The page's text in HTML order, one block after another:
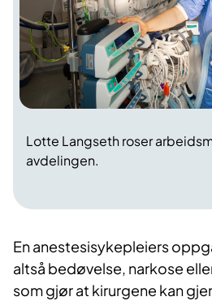
Lotte Langseth roser
avdelingen.
En anestesisykepleiers
altså bedøvelse, narkose
som gjør at kirurgene kan